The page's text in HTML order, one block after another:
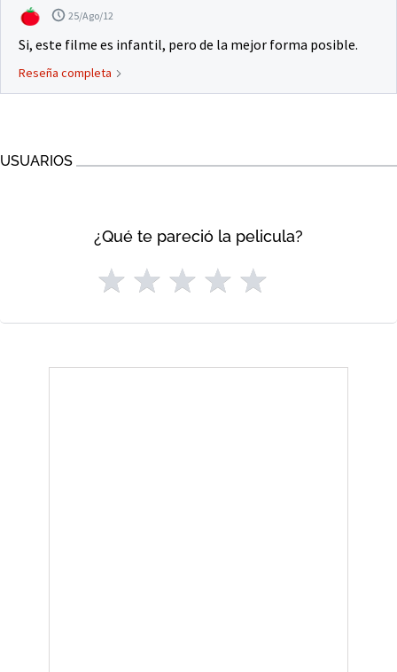
25/Ago/12
Si, este filme es infantil, pero de la mejor forma posible.
Reseña completa
USUARIOS
¿Qué te pareció la pelicula?